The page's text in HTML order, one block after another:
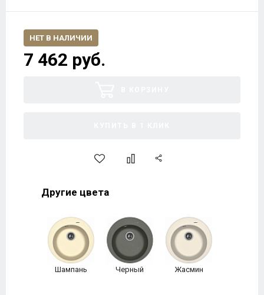
НЕТ В НАЛИЧИИ
7 462 руб.
Другие цвета
Шампань Черный Жасмин